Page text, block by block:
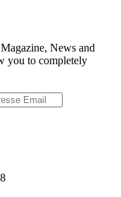
News and
you to completely